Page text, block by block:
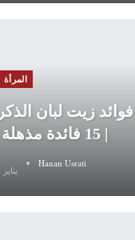
المرأة
فوائد زيت لبان
| 15 فائدة مذهلة ووصفات…
Hanan Usrati
يناير 31, 2026